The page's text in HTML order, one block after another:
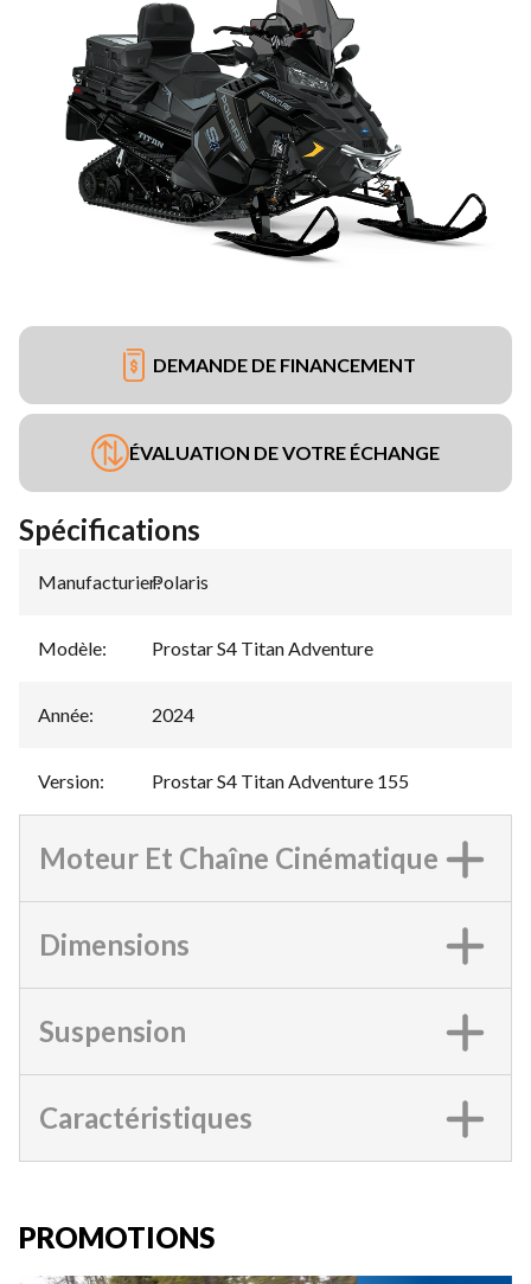
DEMANDE DE FINANCEMENT
ÉVALUATION DE VOTRE ÉCHANGE
Spécifications
Manufacturier:
Polaris
Modèle: Prostar S4 Titan Adventure
Année: 2024
Version: Prostar S4 Titan Adventure 155
Moteur Et Chaîne Cinématique
Dimensions
Suspension
Caractéristiques
PROMOTIONS